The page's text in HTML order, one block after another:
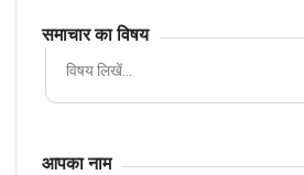
समाचार का विषय
आपका नाम